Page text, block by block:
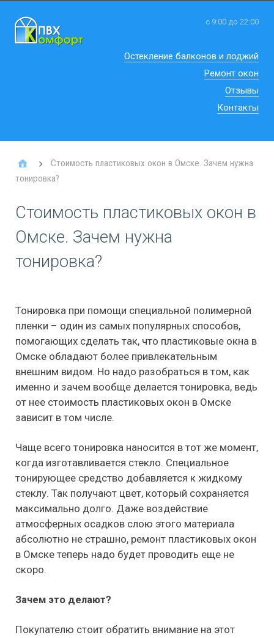
с 9:00 до 22:00
Остекление балконов и лоджий
Ремонт окон
Отзывы
Контакты
Стоимость пластиковых окон в Омске. Зачем нужна
тонировка?
Стоимость пластиковых окон в
Омске. Зачем нужна
тонировка?
Тонировка при помощи специальной полимерной
пленки – один из самых популярных способов,
помогающих сделать так, что пластиковые окна в
Омске обладают более привлекательным
внешним видом. Но надо разобраться в том, как
именно и зачем вообще делается тонировка, ведь
от нее стоимость пластиковых окон в Омске
зависит в том числе.
Чаще всего тонировка наносится в тот же момент,
когда изготавливается стекло. Специальное
тонирующее средство добавляется к жидкому
стеклу. Так получают цвет, который сохраняется
максимально долго. Даже воздействие
атмосферных осадков слою этого материала
абсолютно не страшно, ремонт пластиковых окон
в Омске теперь надо будет проводить еще не
скоро.
Зачем это делают?
Покупателю стоит обратить внимание на этот